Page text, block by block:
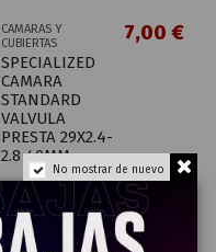
No mostrar de nuevo
CAMARAS Y
CUBIERTAS
SPECIALIZED
CAMARA
STANDARD
VALVULA
PRESTA 29X2.4-
2.8 40MM
7,00 €
Añadir al carrito